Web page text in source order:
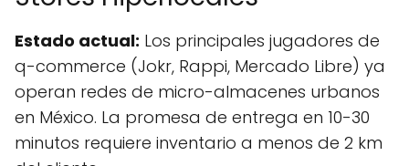
Estado actual: Los principales jugadores de
q-commerce (Jokr, Rappi, Mercado Libre) ya
operan redes de micro-almacenes urbanos
en México. La promesa de entrega en 10-30
minutos requiere inventario a menos de 2 km